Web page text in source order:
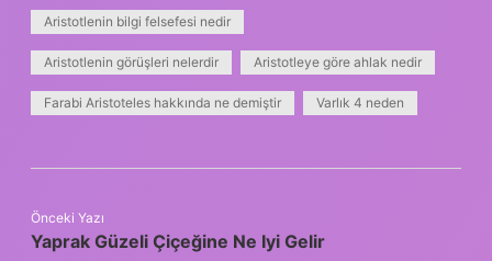
Aristotlenin bilgi felsefesi nedir
Aristotlenin görüşleri nelerdir Aristotleye göre ahlak nedir
Farabi Aristoteles hakkında ne demiştir Varlık 4 neden
Önceki Yazı
Yaprak Güzeli Çiçeğine Ne Iyi Gelir